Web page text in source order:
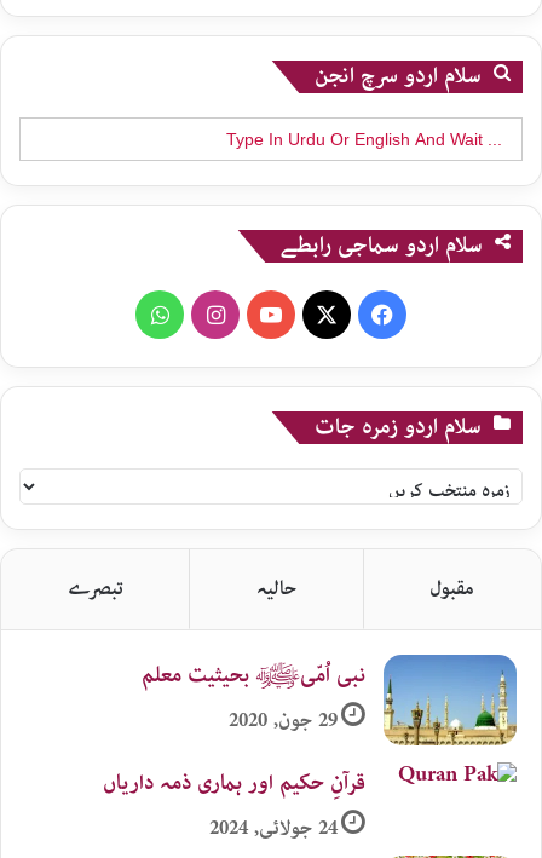
سلام اردو سرچ انجن
Search
for:
سلام اردو سماجی رابطے
Facebook
YouTube
Instagram
WhatsApp
سلام اردو زمرہ جات
سلام
اردو
زمرہ
جات
مقبول حالیہ تبصرے
نبی اُمّیﷺ بحیثیت معلم
29 جون, 2020
قرآنِ حکیم اور ہماری ذمہ داریاں
24 جولائی, 2024